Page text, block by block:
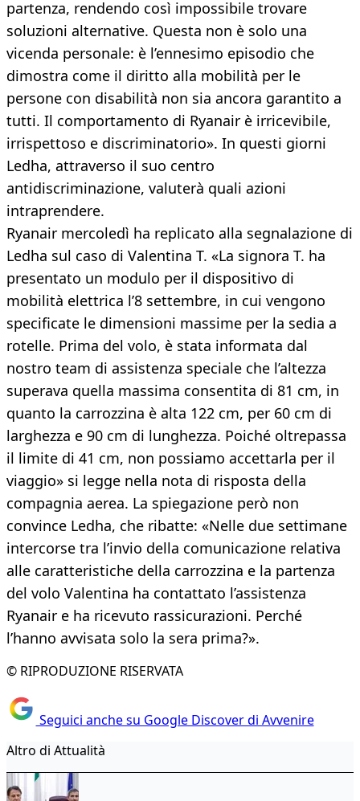
partenza, rendendo così impossibile trovare
soluzioni alternative. Questa non è solo una
vicenda personale: è l’ennesimo episodio che
dimostra come il diritto alla mobilità per le
persone con disabilità non sia ancora garantito a
tutti. Il comportamento di Ryanair è irricevibile,
irrispettoso e discriminatorio». In questi giorni
Ledha, attraverso il suo centro
antidiscriminazione, valuterà quali azioni
intraprendere.
Ryanair mercoledì ha replicato alla segnalazione di
Ledha sul caso di Valentina T. «La signora T. ha
presentato un modulo per il dispositivo di
mobilità elettrica l’8 settembre, in cui vengono
specificate le dimensioni massime per la sedia a
rotelle. Prima del volo, è stata informata dal
nostro team di assistenza speciale che l’altezza
superava quella massima consentita di 81 cm, in
quanto la carrozzina è alta 122 cm, per 60 cm di
larghezza e 90 cm di lunghezza. Poiché oltrepassa
il limite di 41 cm, non possiamo accettarla per il
viaggio» si legge nella nota di risposta della
compagnia aerea. La spiegazione però non
convince Ledha, che ribatte: «Nelle due settimane
intercorse tra l’invio della comunicazione relativa
alle caratteristiche della carrozzina e la partenza
del volo Valentina ha contattato l’assistenza
Ryanair e ha ricevuto rassicurazioni. Perché
l’hanno avvisata solo la sera prima?».
© RIPRODUZIONE RISERVATA
Seguici anche su Google Discover di Avvenire
Altro di Attualità